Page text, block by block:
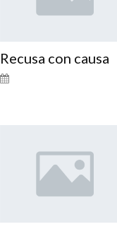
Recusa con causa